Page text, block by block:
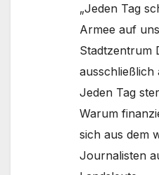
„Jeden Tag
Armee auf
Stadtzentrum
ausschließlich
Jeden Tag
Warum
sich aus dem
Journalisten